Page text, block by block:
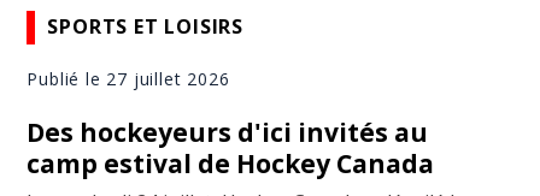
SPORTS ET LOISIRS
Publié le 27 juillet 2026
Des hockeyeurs d'ici invités au
camp estival de Hockey Canada